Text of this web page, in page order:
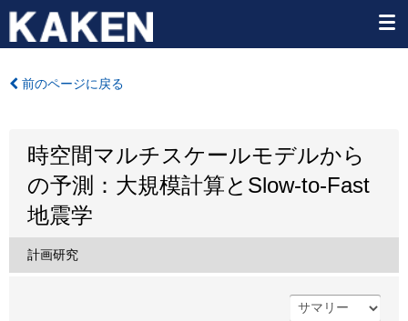
前のページに戻る
時空間マルチスケールモデルから
の予測：大規模計算とSlow-to-Fast
地震学
計画研究